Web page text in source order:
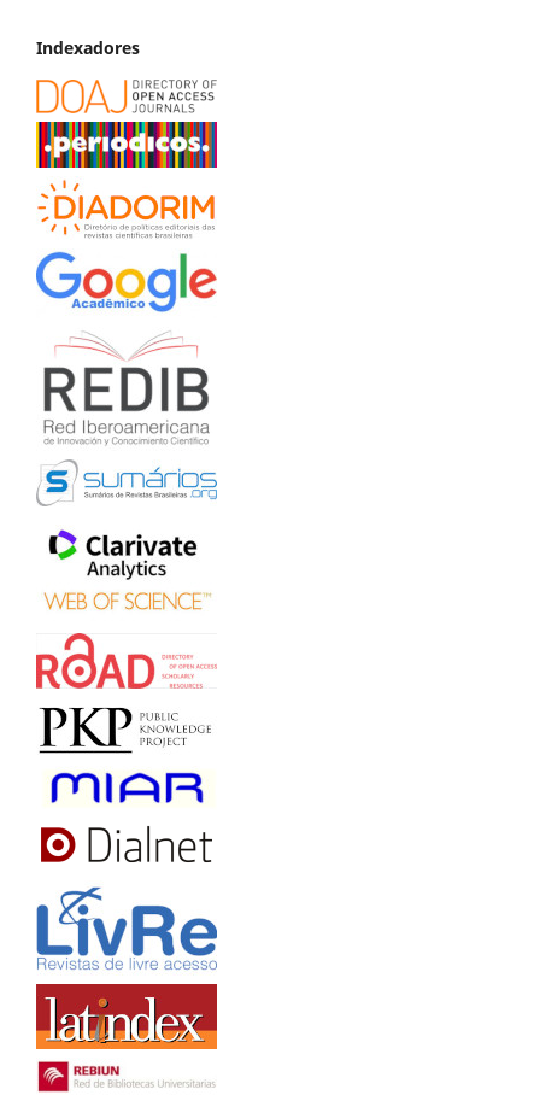
Indexadores